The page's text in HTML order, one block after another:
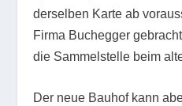
derselben Karte ab
Firma Buchegger
die Sammelstelle beim
Der neue Bauhof kann